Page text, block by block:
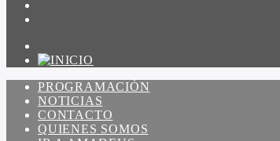
PROGRAMACIÓN
NOTICIAS
CONTACTO
QUIENES SOMOS